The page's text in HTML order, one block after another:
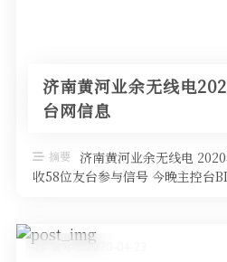
济南黄河业余无线电
台网信息
摘要 济南黄河业余无线电
收58位友台参与信号 今晚主控台
发布于 2020-04-23